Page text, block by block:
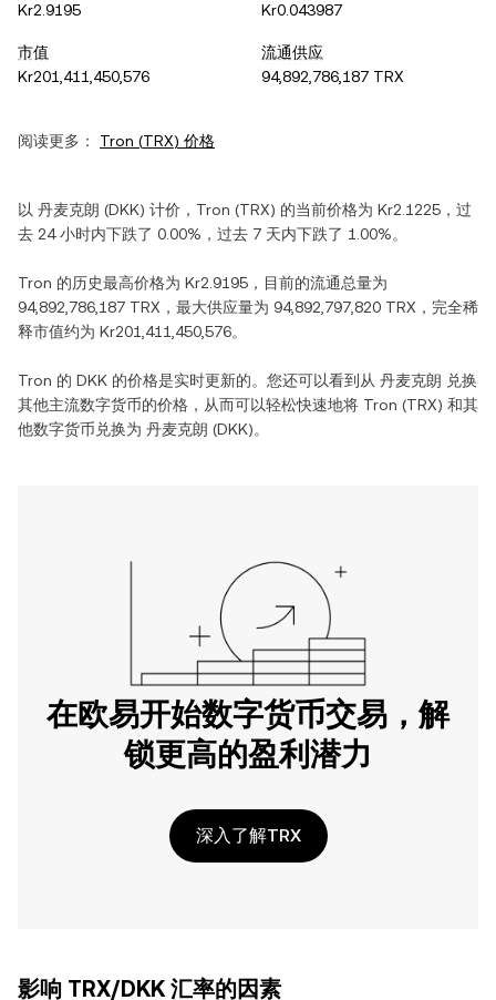
Kr2.9195
Kr0.043987
市值
Kr201,411,450,576
流通供应
94,892,786,187 TRX
阅读更多： Tron (TRX) 价格
以 丹麦克朗 (DKK) 计价， Tron (TRX) 的当前价格为 Kr2.1225 ，过
去 24 小时内下跌了 0.00% ，过去 7 天内下跌了 1.00%。
Tron 的历史最高价格为 Kr2.9195 ，目前的流通总量为
94,892,786,187 TRX ，最大供应量为 94,892,797,820 TRX ，完全稀
释市值约为 Kr201,411,450,576。
Tron 的 DKK 的价格是实时更新的。您还可以看到从 丹麦克朗 兑换
其他主流数字货币的价格，从而可以轻松快速地将 Tron (TRX) 和其
他数字货币兑换为 丹麦克朗 (DKK)。
在欧易开始数字货币交易，解
锁更高的盈利潜力
深入了解TRX
影响 TRX/DKK 汇率的因素